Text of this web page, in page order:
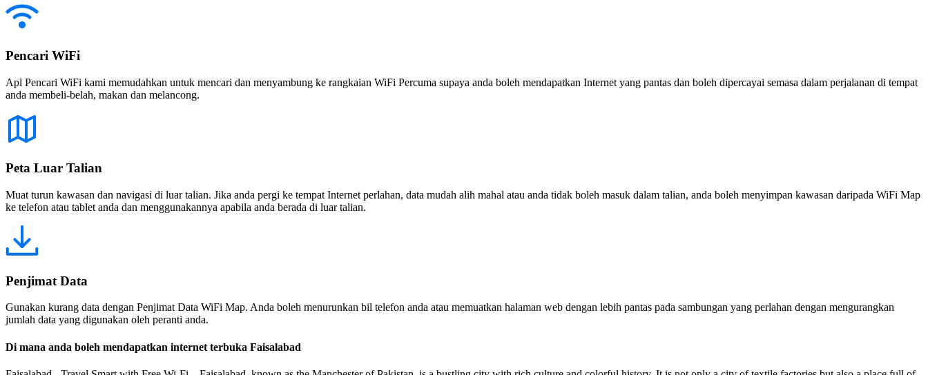
Pencari WiFi
Apl Pencari WiFi kami memudahkan untuk mencari dan menyambung ke rangkaian WiFi Percuma supaya anda boleh mendapatkan Internet yang pantas dan boleh dipercayai semasa dalam perjalanan di tempat
anda membeli-belah, makan dan melancong.
Peta Luar Talian
Muat turun kawasan dan navigasi di luar talian. Jika anda pergi ke tempat Internet perlahan, data mudah alih mahal atau anda tidak boleh masuk dalam talian, anda boleh menyimpan kawasan daripada WiFi Map
ke telefon atau tablet anda dan menggunakannya apabila anda berada di luar talian.
Penjimat Data
Gunakan kurang data dengan Penjimat Data WiFi Map. Anda boleh menurunkan bil telefon anda atau memuatkan halaman web dengan lebih pantas pada sambungan yang perlahan dengan mengurangkan
jumlah data yang digunakan oleh peranti anda.
Di mana anda boleh mendapatkan internet terbuka Faisalabad